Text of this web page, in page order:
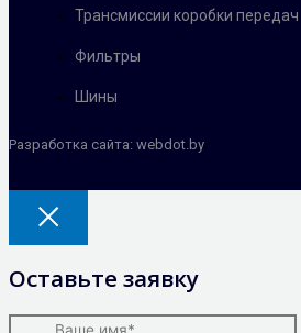
Трансмиссии коробки передач
Фильтры
Шины
Разработка сайта: webdot.by
Оставьте заявку